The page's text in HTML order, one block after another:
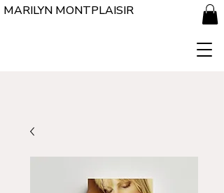
MARILYN MONTPLAISIR